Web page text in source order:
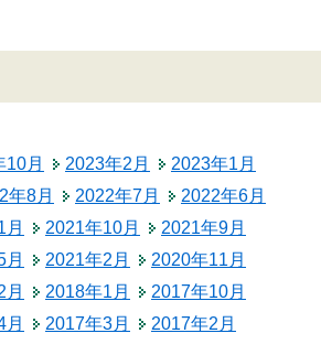
護保険
害福祉
防接種
文化財
レジャー・スポーツ
10月 2023年2月
2023年1月
年8月 2022年7月
2022年6月
月 2021年10月
2021年9月
月 2021年2月
2020年11月
月 2018年1月
2017年10月
月 2017年3月
2017年2月